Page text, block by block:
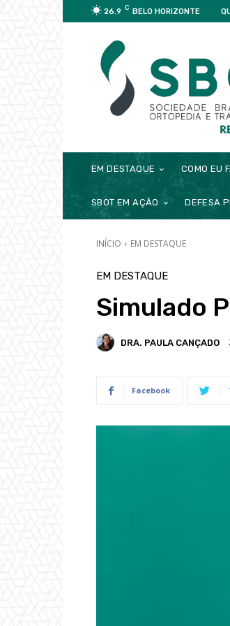
26.9 C BELO HORIZONTE
EM DESTAQUE COMO EU
SBOT EM AÇÃO DEFESA
INÍCIO EM DESTAQUE
EM DESTAQUE
Simulado
DRA. PAULA CANÇADO
Facebook